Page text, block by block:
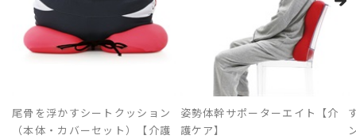
尾骨を浮かすシートクッション
（本体・カバーセット）【介護
姿勢体幹サポーターエイト【介
護ケア】